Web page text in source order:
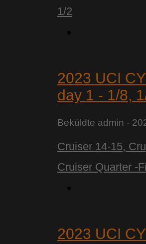
1/2
2023 UCI
day 1 - 1/8,
Beküldte admin -
Cruiser 14-15,
Cruiser Quarter -
2023 UCI